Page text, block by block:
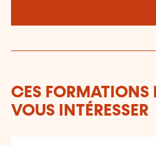
CES FORMATIONS
VOUS INTÉRESSER